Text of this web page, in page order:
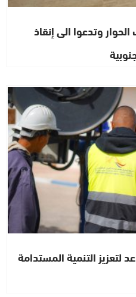
وتدعوا الى إنقاذ
لتعزيز التنمية المستدامة